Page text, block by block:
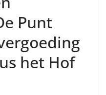
Punt
het Hof